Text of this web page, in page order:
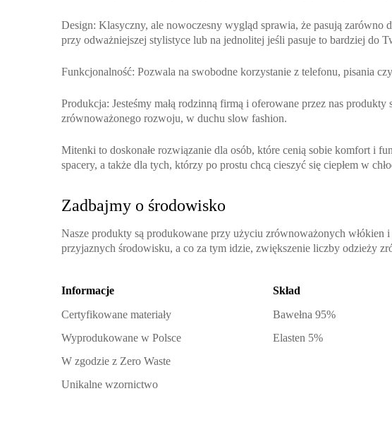
Design: Klasyczny, ale nowoczesny wygląd sprawia, że pasują
przy odważniejszej stylistyce lub na jednolitej jeśli pasuje to bardziej do
Funkcjonalność: Pozwala na swobodne korzystanie z telefonu, pisania
Produkcja: Jesteśmy małą rodzinną firmą i oferowane przez nas
zrównoważonego rozwoju, w duchu slow fashion.
Mitenki to doskonałe rozwiązanie dla osób, które cenią sobie komfort i
spacery, a także dla tych, którzy po prostu chcą cieszyć się ciepłem w
Zadbajmy o środowisko
Nasze produkty są produkowane przy użyciu zrównoważonych włókien
przyjaznych środowisku, a co za tym idzie, zwiększenie liczby odzieży
Informacje
Certyfikowane materiały
Wyprodukowane w Polsce
W zgodzie z Zero Waste
Unikalne wzornictwo
Skład
Bawełna 95%
Elasten 5%